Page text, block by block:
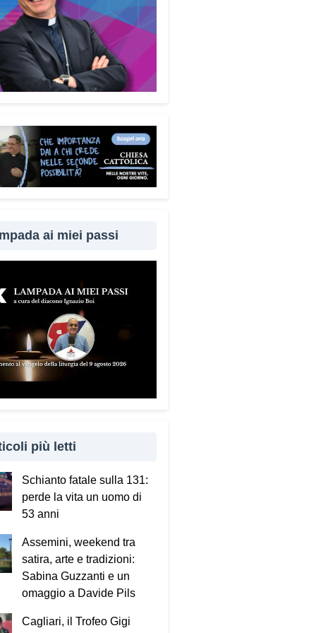
ai miei passi
più letti
Schianto fatale sulla 131:
perde la vita un uomo di
53 anni
Assemini, weekend tra
satira, arte e tradizioni:
Sabina Guzzanti e un
omaggio a Davide Pils
Cagliari, il Trofeo Gigi